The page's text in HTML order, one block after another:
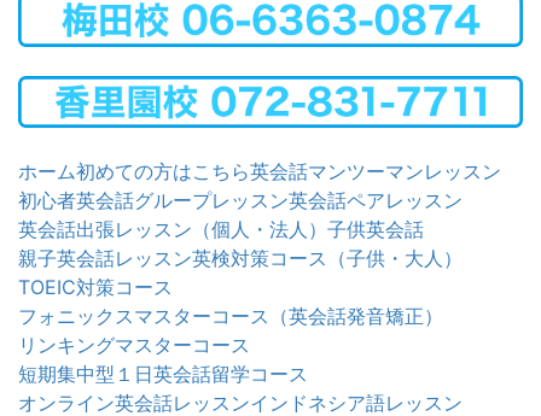
ホーム初めての方はこちら英会話マンツーマンレッスン
初心者英会話グループレッスン英会話ペアレッスン
英会話出張レッスン（個人・法人） 子供英会話
親子英会話レッスン英検対策コース（子供・大人）
TOEIC対策コース
フォニックスマスターコース（英会話発音矯正）
リンキングマスターコース
短期集中型１日英会話留学コース
オンライン英会話レッスンインドネシア語レッスン